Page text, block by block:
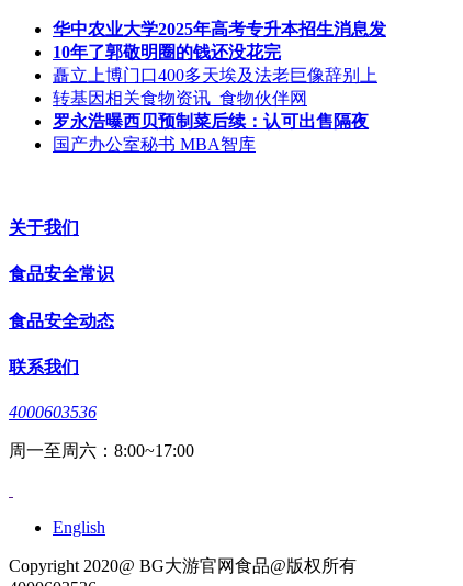
华中农业大学2025年高考专升本招生消息发
10年了郭敬明圈的钱还没花完
矗立上博门口400多天埃及法老巨像辞别上
转基因相关食物资讯_食物伙伴网
罗永浩曝西贝预制菜后续：认可出售隔夜
国产办公室秘书 MBA智库
关于我们
食品安全常识
食品安全动态
联系我们
4000603536
周一至周六：8:00~17:00
English
Copyright 2020@ BG大游官网食品@版权所有